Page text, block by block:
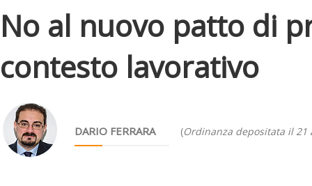
No al nuovo patto di
contesto lavorativo
DARIO FERRARA (Ordinanza depositata il 21